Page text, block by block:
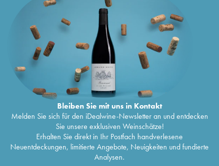
Bleiben Sie mit uns in Kontakt
Melden Sie sich für den iDealwine-Newsletter an und entdecken
Sie unsere exklusiven Weinschätze!
Erhalten Sie direkt in Ihr Postfach handverlesene
Neuentdeckungen, limitierte Angebote, Neuigkeiten und fundierte
Analysen.